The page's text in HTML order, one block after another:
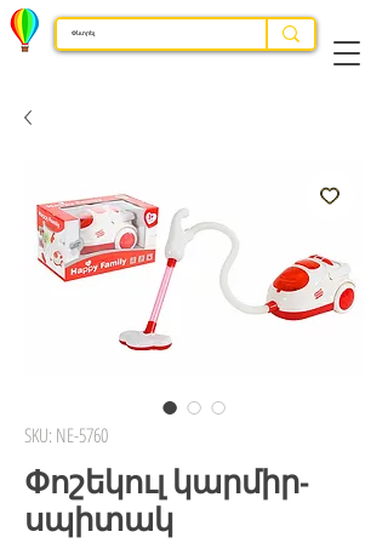
SKU: NE-5760
Փոշեկուլ կարմիր-
սպիտակ